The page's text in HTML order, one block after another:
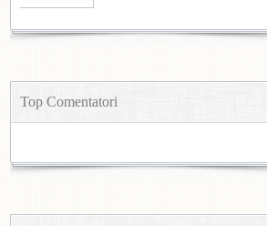
Top Comentatori